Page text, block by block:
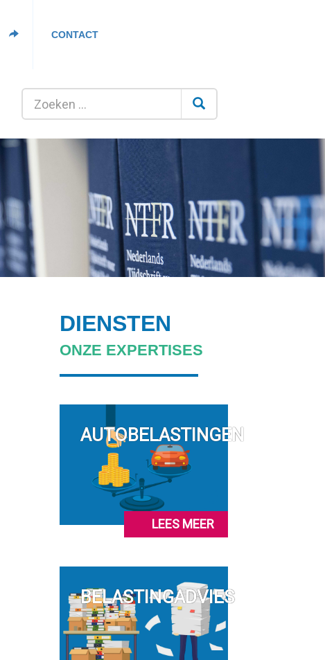
CONTACT
DIENSTEN
ONZE EXPERTISES
AUTOBELASTINGEN
LEES MEER
BELASTINGADVIES